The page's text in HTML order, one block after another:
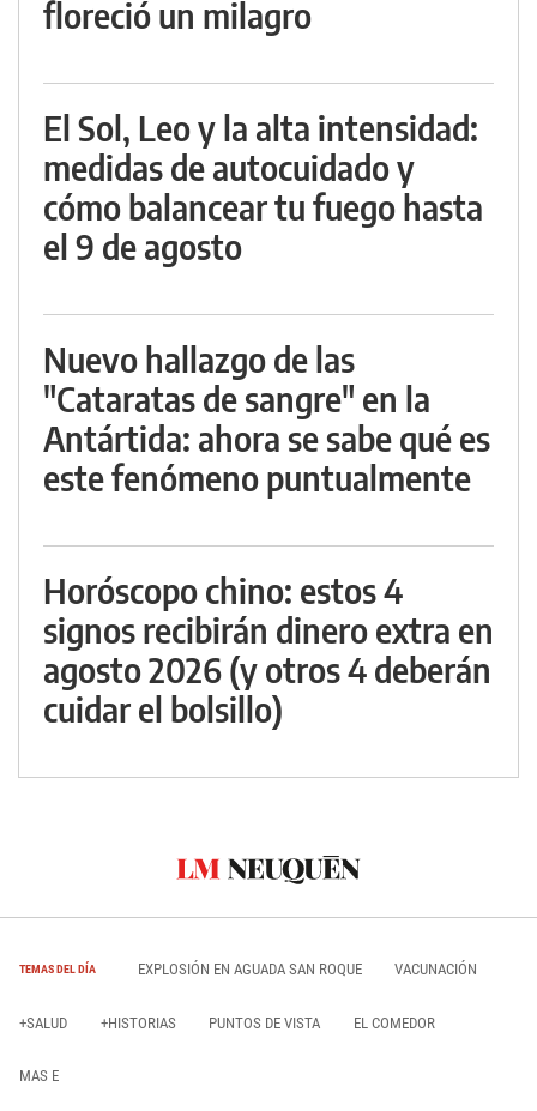
floreció un milagro
El Sol, Leo y la alta intensidad:
medidas de autocuidado y
cómo balancear tu fuego hasta
el 9 de agosto
Nuevo hallazgo de las
"Cataratas de sangre" en la
Antártida: ahora se sabe qué es
este fenómeno puntualmente
Horóscopo chino: estos 4
signos recibirán dinero extra en
agosto 2026 (y otros 4 deberán
cuidar el bolsillo)
TEMAS DEL DÍA EXPLOSIÓN EN AGUADA SAN ROQUE VACUNACIÓN
+SALUD +HISTORIAS PUNTOS DE VISTA EL COMEDOR
MAS E